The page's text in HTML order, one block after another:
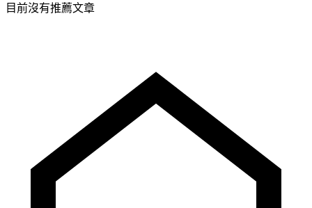
目前沒有推薦文章